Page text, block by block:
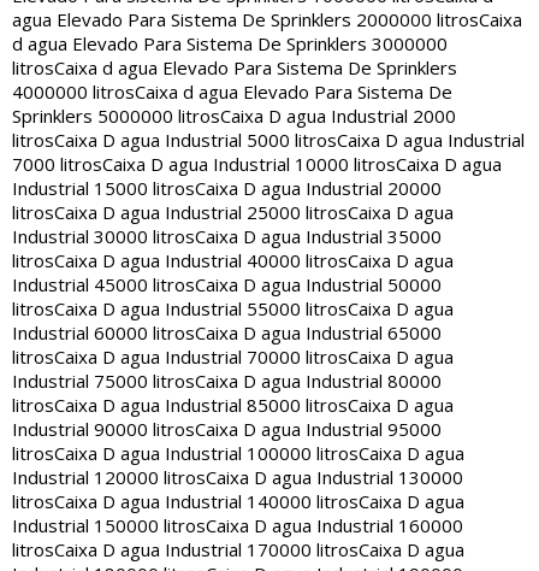
agua Elevado Para Sistema De Sprinklers 2000000 litrosCaixa
d agua Elevado Para Sistema De Sprinklers 3000000
litrosCaixa d agua Elevado Para Sistema De Sprinklers
4000000 litrosCaixa d agua Elevado Para Sistema De
Sprinklers 5000000 litrosCaixa D agua Industrial 2000
litrosCaixa D agua Industrial 5000 litrosCaixa D agua Industrial
7000 litrosCaixa D agua Industrial 10000 litrosCaixa D agua
Industrial 15000 litrosCaixa D agua Industrial 20000
litrosCaixa D agua Industrial 25000 litrosCaixa D agua
Industrial 30000 litrosCaixa D agua Industrial 35000
litrosCaixa D agua Industrial 40000 litrosCaixa D agua
Industrial 45000 litrosCaixa D agua Industrial 50000
litrosCaixa D agua Industrial 55000 litrosCaixa D agua
Industrial 60000 litrosCaixa D agua Industrial 65000
litrosCaixa D agua Industrial 70000 litrosCaixa D agua
Industrial 75000 litrosCaixa D agua Industrial 80000
litrosCaixa D agua Industrial 85000 litrosCaixa D agua
Industrial 90000 litrosCaixa D agua Industrial 95000
litrosCaixa D agua Industrial 100000 litrosCaixa D agua
Industrial 120000 litrosCaixa D agua Industrial 130000
litrosCaixa D agua Industrial 140000 litrosCaixa D agua
Industrial 150000 litrosCaixa D agua Industrial 160000
litrosCaixa D agua Industrial 170000 litrosCaixa D agua